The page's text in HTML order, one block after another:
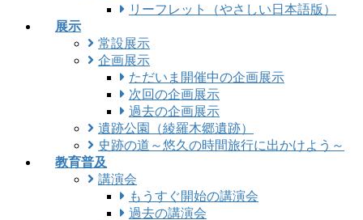
リーフレット（やさしい日本語版）
展示
常設展示
企画展示
ただいま開催中の企画展示
次回の企画展示
過去の企画展示
遺跡公園（綾羅木郷遺跡）
史跡の道～悠久の時間旅行に出かけよう～
教育普及
講演会
もうすぐ開始の講演会
過去の講演会